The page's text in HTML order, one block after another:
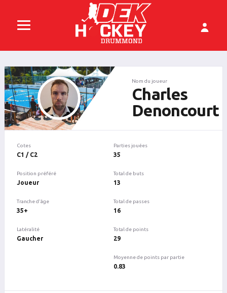
Nom du joueur
Charles
Denoncourt
Cotes
C1 / C2
Position préféré
Joueur
Tranche d'âge
35+
Latéralité
Gaucher
Parties jouées
35
Total de buts
13
Total de passes
16
Total de points
29
Moyenne de points par partie
0.83